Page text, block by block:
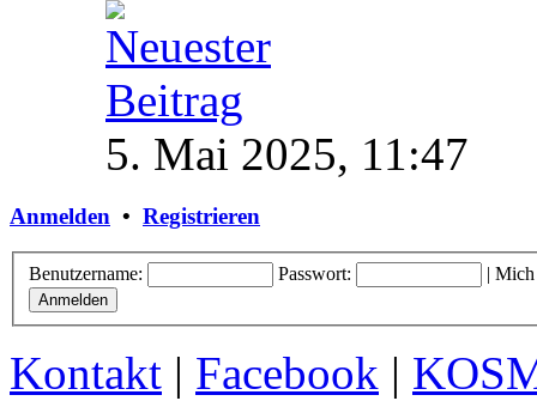
5. Mai 2025, 11:47
Anmelden • Registrieren
Benutzername: Passwort: | Mich
Kontakt | Facebook |